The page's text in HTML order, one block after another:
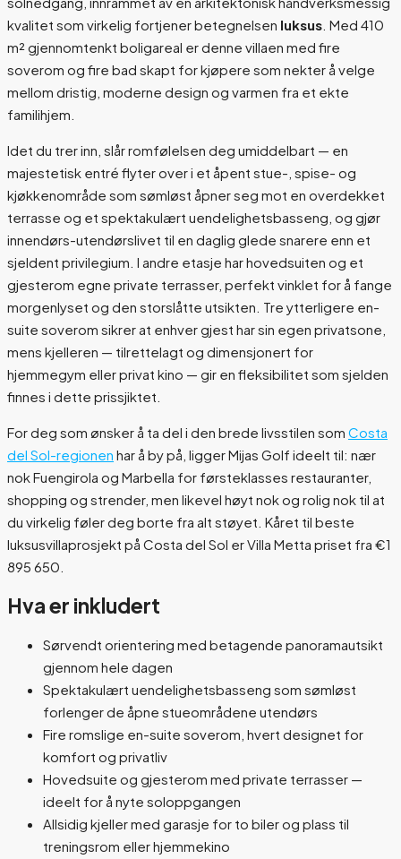
kvalitet som virkelig fortjener betegnelsen luksus . Med 410
m² gjennomtenkt boligareal er denne villaen med fire
soverom og fire bad skapt for kjøpere som nekter å velge
mellom dristig, moderne design og varmen fra et ekte
familihjem.
Idet du trer inn, slår romfølelsen deg umiddelbart — en
majestetisk entré flyter over i et åpent stue-, spise- og
kjøkkenområde som sømløst åpner seg mot en overdekket
terrasse og et spektakulært uendelighetsbasseng, og gjør
innendørs-utendørslivet til en daglig glede snarere enn et
sjeldent privilegium. I andre etasje har hovedsuiten og et
gjesterom egne private terrasser, perfekt vinklet for å fange
morgenlyset og den storslåtte utsikten. Tre ytterligere en-
suite soverom sikrer at enhver gjest har sin egen privatsone,
mens kjelleren — tilrettelagt og dimensjonert for
hjemmegym eller privat kino — gir en fleksibilitet som sjelden
finnes i dette prissjiktet.
For deg som ønsker å ta del i den brede livsstilen som Costa
del Sol-regionen har å by på, ligger Mijas Golf ideelt til: nær
nok Fuengirola og Marbella for førsteklasses restauranter,
shopping og strender, men likevel høyt nok og rolig nok til at
du virkelig føler deg borte fra alt støyet. Kåret til beste
luksusvillaprosjekt på Costa del Sol er Villa Metta priset fra €1
895 650.
Hva er inkludert
Sørvendt orientering med betagende panoramautsikt
gjennom hele dagen
Spektakulært uendelighetsbasseng som sømløst
forlenger de åpne stueområdene utendørs
Fire romslige en-suite soverom, hvert designet for
komfort og privatliv
Hovedsuite og gjesterom med private terrasser —
ideelt for å nyte soloppgangen
Allsidig kjeller med garasje for to biler og plass til
treningsrom eller hjemmekino